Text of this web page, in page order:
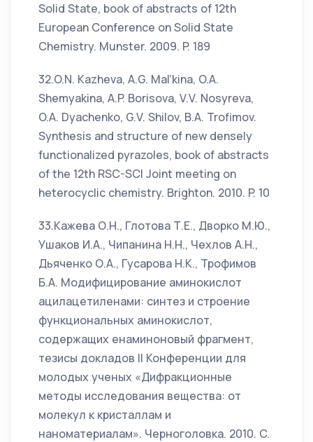
Solid State, book of abstracts of 12th
European Conference on Solid State
Chemistry. Munster. 2009. P. 189
32.O.N. Kazheva, A.G. Mal’kina, O.A.
Shemyakina, A.P. Borisova, V.V. Nosyreva,
O.A. Dyachenko, G.V. Shilov, B.A. Trofimov.
Synthesis and structure of new densely
functionalized pyrazoles, book of abstracts
of the 12th RSC-SCI Joint meeting on
heterocyclic chemistry. Brighton. 2010. P. 10
33.Кажева О.Н., Глотова Т.Е., Дворко М.Ю.,
Ушаков И.А., Чипанина Н.Н., Чехлов А.Н.,
Дьяченко О.А., Гусарова Н.К., Трофимов
Б.А. Модифицирование аминокислот
ацилацетиленами: синтез и строение
функциональных аминокислот,
содержащих енаминоновый фрагмент,
тезисы докладов II Конференции для
молодых ученых «Дифракционные
методы исследования вещества: от
молекул к кристаллам и
наноматериалам». Черноголовка. 2010. C.